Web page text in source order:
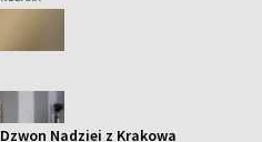
Dzwon Nadziei z Krakowa